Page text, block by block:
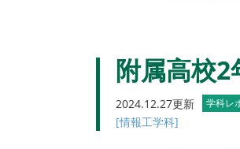
附属高校2
2024.12.27更新 学科レ
[情報工学科]